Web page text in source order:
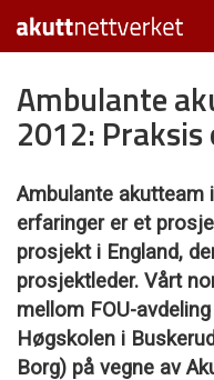
Ambulante
2012:
Ambulante akutteam
erfaringer er et
prosjekt i England,
prosjektleder. Vårt
mellom FOU-
Høgskolen i
Borg) på vegne av